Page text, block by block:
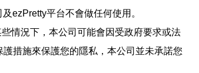
ezPretty平台不會做任何使用。
情況下，本公司可能會因受政府要求或法
措施來保護您的隱私，本公司並未承諾您